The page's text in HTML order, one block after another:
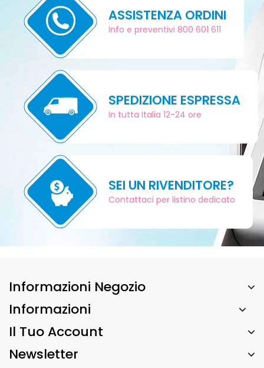
ASSISTENZA ORDINI
Info e preventivi 800 601 611
SPEDIZIONE ESPRESSA
In tutta Italia 12-24 ore
SEI UN RIVENDITORE?
Contattaci per listino dedicato
Informazioni Negozio
Informazioni
Il Tuo Account
Newsletter